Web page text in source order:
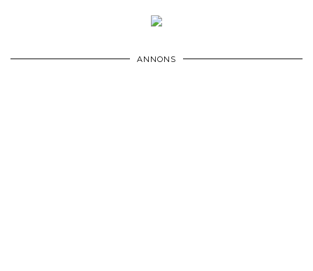
ANNONS